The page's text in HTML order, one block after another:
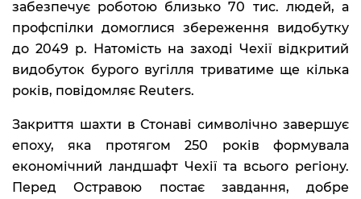
забезпечує роботою близько 70 тис. людей, а
профспілки домоглися збереження видобутку
до 2049 р. Натомість на заході Чехії відкритий
видобуток бурого вугілля триватиме ще кілька
років, повідомляє Reuters.
Закриття шахти в Стонаві символічно завершує
епоху, яка протягом 250 років формувала
економічний ландшафт Чехії та всього регіону.
Перед Остравою постає завдання, добре